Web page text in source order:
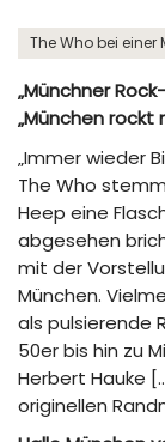
The Who bei
„Münchner
„München rockt
„Immer wieder
The Who
Heep eine
abgesehen
mit der
München.
als pulsierende
50er bis hin zu
Herbert Hauke
originellen